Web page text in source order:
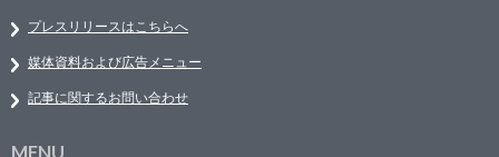
プレスリリースはこちらへ
媒体資料および広告メニュー
記事に関するお問い合わせ